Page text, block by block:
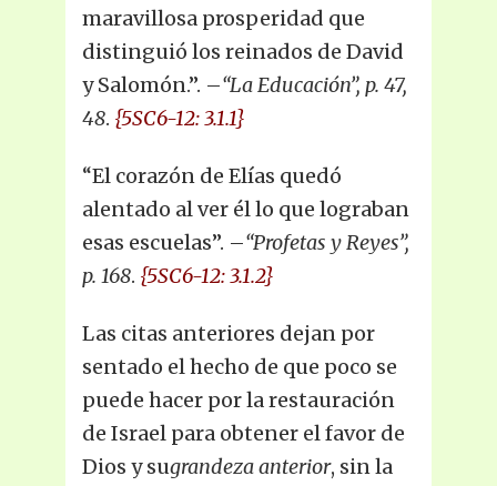
maravillosa prosperidad que
distinguió los reinados de David
y Salomón.”. –“La Educación”, p. 47,
48. {5SC6-12: 3.1.1}
“El corazón de Elías quedó
alentado al ver él lo que lograban
esas escuelas”. –“Profetas y Reyes”,
p. 168. {5SC6-12: 3.1.2}
Las citas anteriores dejan por
sentado el hecho de que poco se
puede hacer por la restauración
de Israel para obtener el favor de
Dios y sugrandeza anterior, sin la